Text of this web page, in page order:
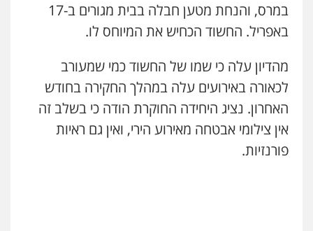
משרד עורכי דין חן ברוך
פלילי דיני תעבורה מעצרים וחקירות
0505078733
משרד עורכי דין טאי שרקי
פלילי אסירים תעבורה מרב"ד
0547556464
במרס, והנחת מטען חבלה בבית מגורים ב-17
באפריל. החשוד הכחיש את המיוחס לו.
מהדיון עלה כי שמו של החשוד כמי שמעורב
לכאורה באירועים עלה במהלך החקירה בחודש
האחרון. נציג היחידה החוקרת הודה כי בשלב זה
אין צילומי אבטחה מאירוע הירי, ואין גם ראיות
פורנזיות.